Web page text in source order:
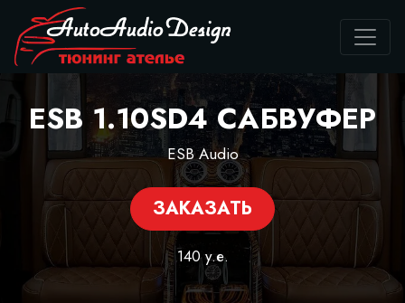
ESB 1.10SD4 САБВУФЕР
ESB Audio
ЗАКАЗАТЬ
140 у.е.